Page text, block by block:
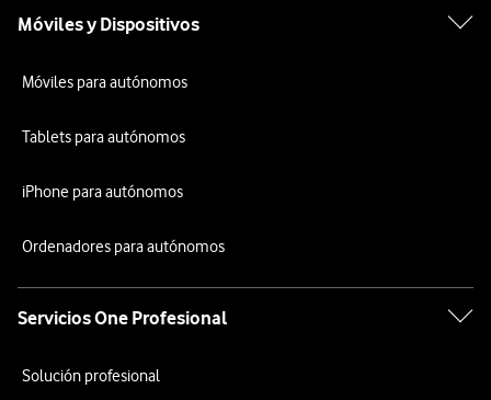
Móviles y Dispositivos
Móviles para autónomos
Tablets para autónomos
iPhone para autónomos
Ordenadores para autónomos
Servicios One Profesional
Solución profesional